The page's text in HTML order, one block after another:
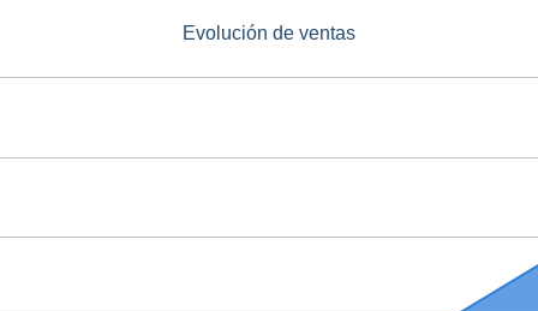
Evolución de ventas